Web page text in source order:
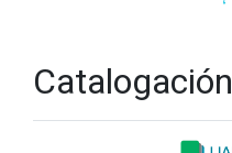
Catalogación